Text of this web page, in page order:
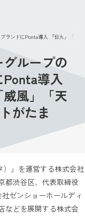
ランドにPonta導入 「伝丸」「壱
ループの
導入
威風」「天
がたま
」を運営する株式会社
都渋谷区、代表取締役
ゼンショーホールディ
などを展開する株式会